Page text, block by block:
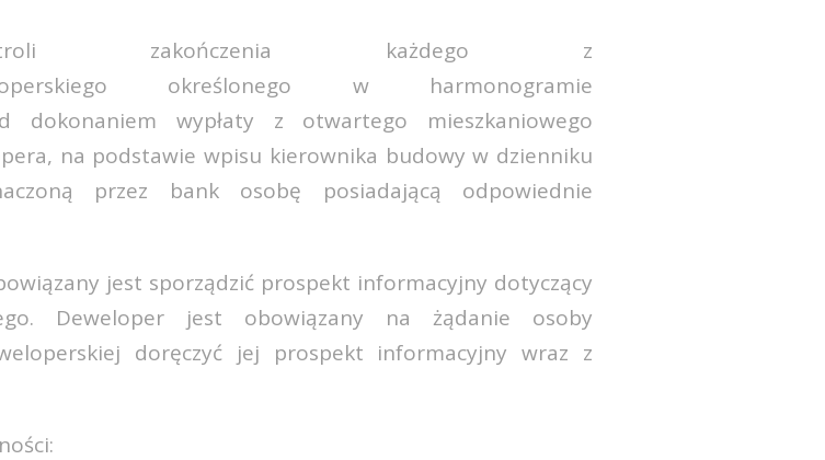
zakończenia każdego z
określonego w harmonogramie
dokonaniem wypłaty z otwartego mieszkaniowego
na podstawie wpisu kierownika budowy w dzienniku
przez bank osobę posiadającą odpowiednie
jest sporządzić prospekt informacyjny dotyczący
Deweloper jest obowiązany na żądanie osoby
doręczyć jej prospekt informacyjny wraz z